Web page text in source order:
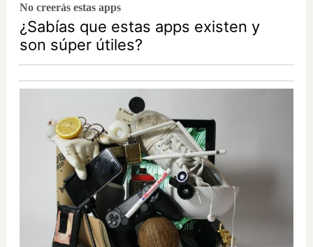
No creerás estas apps
¿Sabías que estas apps existen y
son súper útiles?